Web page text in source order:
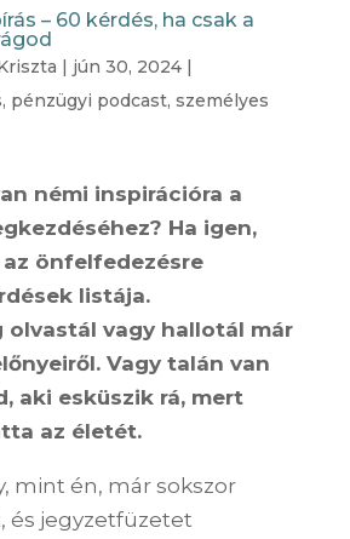
– 60 kérdés, ha csak a
| jún 30, 2024|
, pénzügyi podcast, személyes
némi inspirációra a
Ha igen,
önfelfedezésre
​​listája.
olvastál vagy hallotál már
Vagy talán van
aki esküszik rá, mert
az életét.
mint én, már sokszor
és jegyzetfüzetet